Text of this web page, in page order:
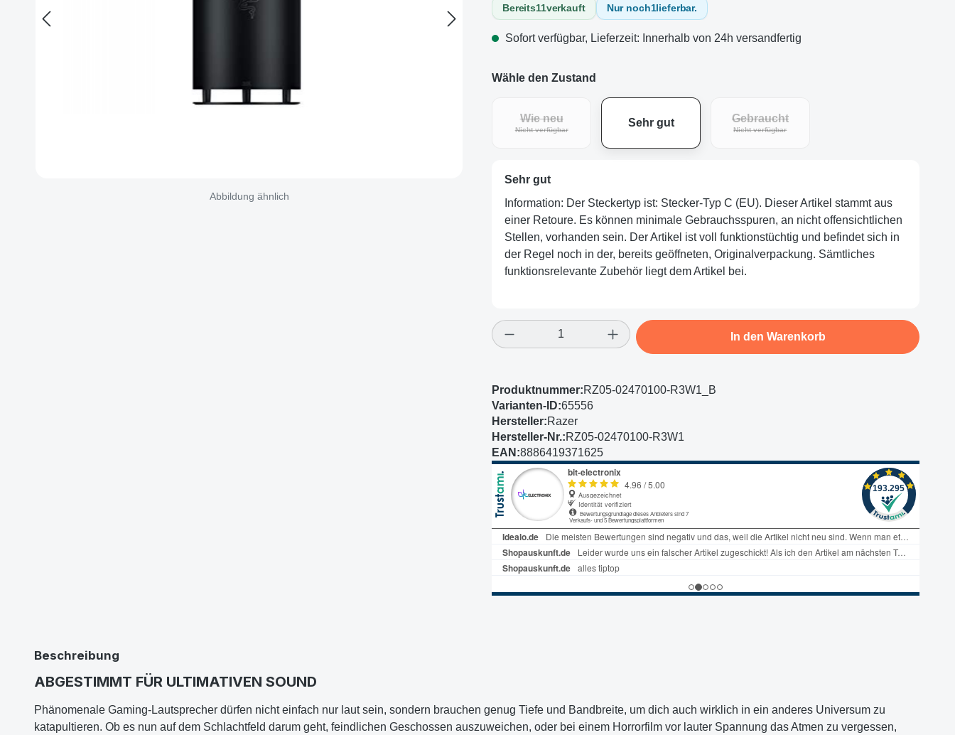
Abbildung ähnlich
Bereits11verkauft Nur noch1lieferbar.
Sofort verfügbar, Lieferzeit: Innerhalb von 24h versandfertig
Wähle den Zustand
Wie neu
Nicht verfügbar
Sehr gut Gebraucht
Nicht verfügbar
Sehr gut
Information: Der Steckertyp ist: Stecker-Typ C (EU). Dieser Artikel stammt aus
einer Retoure. Es können minimale Gebrauchsspuren, an nicht offensichtlichen
Stellen, vorhanden sein. Der Artikel ist voll funktionstüchtig und befindet sich in
der Regel noch in der, bereits geöffneten, Originalverpackung. Sämtliches
funktionsrelevante Zubehör liegt dem Artikel bei.
Produkt Anzahl: Gib den gewünschten Wert ein oder
In den Warenkorb
Produktnummer:RZ05-02470100-R3W1_B
Varianten-ID:65556
Hersteller:Razer
Hersteller-Nr.:RZ05-02470100-R3W1
EAN:8886419371625
Beschreibung
ABGESTIMMT FÜR ULTIMATIVEN SOUND
Phänomenale Gaming-Lautsprecher dürfen nicht einfach nur laut sein, sondern brauchen genug Tiefe und Bandbreite, um dich auch wirklich in ein anderes Universum zu
katapultieren. Ob es nun auf dem Schlachtfeld darum geht, feindlichen Geschossen auszuweichen, oder bei einem Horrorfilm vor lauter Spannung das Atmen zu vergessen,